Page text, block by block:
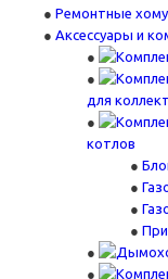
Ремонтные
Аксессуары и
для
котлов